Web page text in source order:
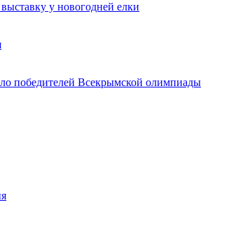
у новогодней елки
победителей Всекрымской олимпиады